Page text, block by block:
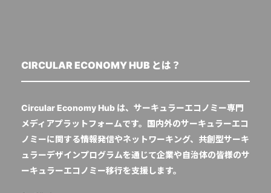
CIRCULAR ECONOMY HUB とは？
Circular Economy Hub は、サーキュラーエコノミー専門
メディアプラットフォームです。国内外のサーキュラーエコ
ノミーに関する情報発信やネットワーキング、共創型サーキ
ュラーデザインプログラムを通じて企業や自治体の皆様のサ
ーキュラーエコノミー移行を支援します。